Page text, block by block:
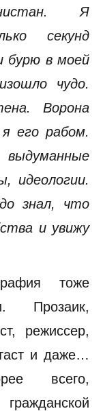
Я
секунд
бурю в моей
чудо.
Ворона
я его рабом.
идеологии.
знал, что
и увижу
тоже
Прозаик,
режиссер,
и даже…
всего,